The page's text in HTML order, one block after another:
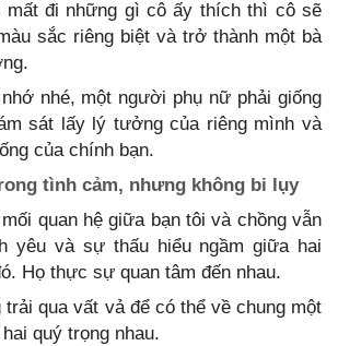
mất đi những gì cô ấy thích thì cô sẽ
sắc riêng biệt và trở thành một bà
nhé, một người phụ nữ phải giống
sát lấy lý tưởng của riêng mình và
của chính bạn.
tình cảm, nhưng không bi lụy
quan hệ giữa bạn tôi và chồng vẫn
yêu và sự thấu hiểu ngầm giữa hai
Họ thực sự quan tâm đến nhau.
trải qua vất vả để có thể về chung một
quý trọng nhau.